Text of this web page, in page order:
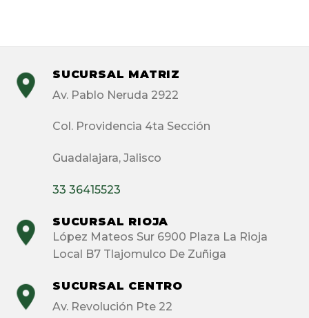
SUCURSAL MATRIZ
Av. Pablo Neruda 2922
Col. Providencia 4ta Sección
Guadalajara, Jalisco
33 36415523
SUCURSAL RIOJA
López Mateos Sur 6900 Plaza La Rioja
Local B7 Tlajomulco De Zuñiga
SUCURSAL CENTRO
Av. Revolución Pte 22